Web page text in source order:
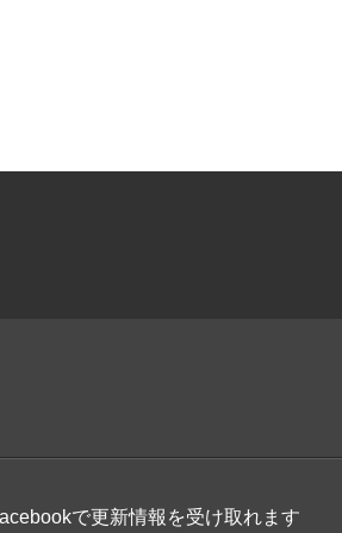
で更新情報を受け取れます